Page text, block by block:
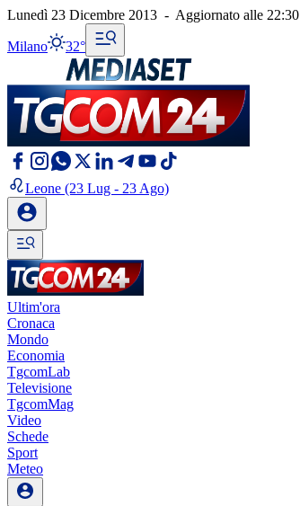
Lunedì 23 Dicembre 2013 - Aggiornato alle 22:30
Milano 32°
Leone (23 Lug - 23 Ago)
Ultim'ora
Cronaca
Mondo
Economia
TgcomLab
Televisione
TgcomMag
Video
Schede
Sport
Meteo